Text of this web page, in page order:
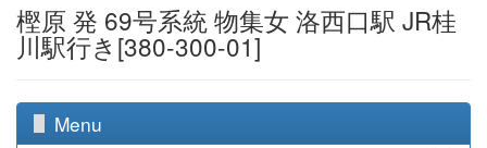
樫原 発 69号系統 物集女 洛西口駅 JR桂
川駅行き[380-300-01]
Menu